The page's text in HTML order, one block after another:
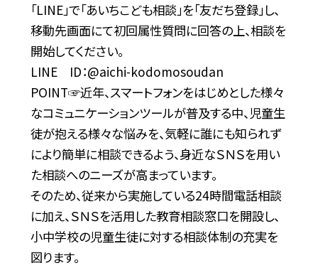
「LINE」で「あいちこども相談」を「友だち登録」し、
移動先画面にて初回属性質問に回答の上、相談を
開始してください。
LINE ID：@aichi-kodomosoudan
POINT☞近年、スマートフォンをはじめとした様々
なコミュニケーションツールが普及する中、児童生
徒が抱える様々な悩みを、気軽に誰にも知られず
により簡単に相談できるよう、身近なＳＮＳを用い
た相談へのニーズが高まっています。
そのため、従来から実施している24時間電話相談
に加え、ＳＮＳを活用した教育相談窓口を開設し、
小中学校の児童生徒に対する相談体制の充実を
図ります。